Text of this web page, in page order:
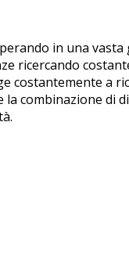
in una
ricercando
costantemente a
combinazione di